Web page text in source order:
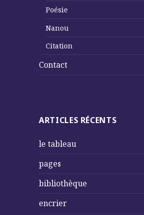
Poésie
Nanou
Citation
Contact
ARTICLES RÉCENTS
le tableau
pages
bibliothèque
encrier